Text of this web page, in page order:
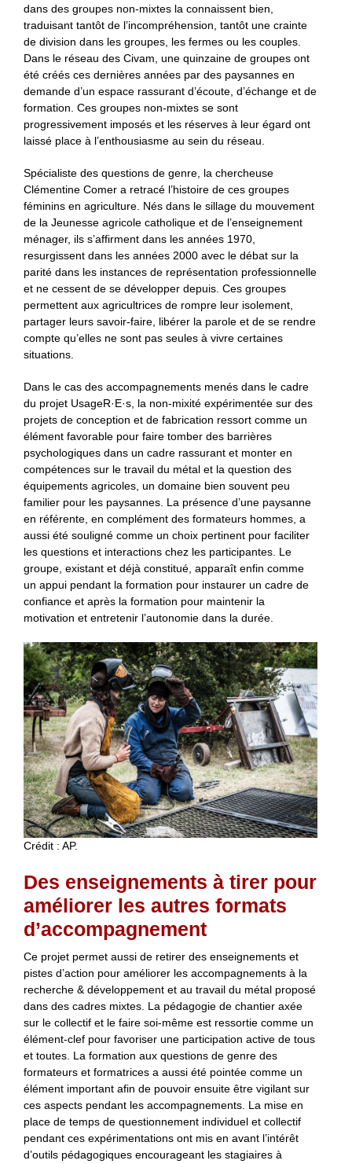
dans des groupes non-mixtes la connaissent bien,
traduisant tantôt de l’incompréhension, tantôt une crainte
de division dans les groupes, les fermes ou les couples.
Dans le réseau des Civam, une quinzaine de groupes ont
été créés ces dernières années par des paysannes en
demande d’un espace rassurant d’écoute, d’échange et de
formation. Ces groupes non-mixtes se sont
progressivement imposés et les réserves à leur égard ont
laissé place à l’enthousiasme au sein du réseau.
Spécialiste des questions de genre, la chercheuse
Clémentine Comer a retracé l’histoire de ces groupes
féminins en agriculture. Nés dans le sillage du mouvement
de la Jeunesse agricole catholique et de l’enseignement
ménager, ils s’affirment dans les années 1970,
resurgissent dans les années 2000 avec le débat sur la
parité dans les instances de représentation professionnelle
et ne cessent de se développer depuis. Ces groupes
permettent aux agricultrices de rompre leur isolement,
partager leurs savoir-faire, libérer la parole et de se rendre
compte qu’elles ne sont pas seules à vivre certaines
situations.
Dans le cas des accompagnements menés dans le cadre
du projet UsageR·E·s, la non-mixité expérimentée sur des
projets de conception et de fabrication ressort comme un
élément favorable pour faire tomber des barrières
psychologiques dans un cadre rassurant et monter en
compétences sur le travail du métal et la question des
équipements agricoles, un domaine bien souvent peu
familier pour les paysannes. La présence d’une paysanne
en référente, en complément des formateurs hommes, a
aussi été souligné comme un choix pertinent pour faciliter
les questions et interactions chez les participantes. Le
groupe, existant et déjà constitué, apparaît enfin comme
un appui pendant la formation pour instaurer un cadre de
confiance et après la formation pour maintenir la
motivation et entretenir l’autonomie dans la durée.
Crédit : AP.
Des enseignements à tirer pour
améliorer les autres formats
d’accompagnement
Ce projet permet aussi de retirer des enseignements et
pistes d’action pour améliorer les accompagnements à la
recherche & développement et au travail du métal proposé
dans des cadres mixtes. La pédagogie de chantier axée
sur le collectif et le faire soi-même est ressortie comme un
élément-clef pour favoriser une participation active de tous
et toutes. La formation aux questions de genre des
formateurs et formatrices a aussi été pointée comme un
élément important afin de pouvoir ensuite être vigilant sur
ces aspects pendant les accompagnements. La mise en
place de temps de questionnement individuel et collectif
pendant ces expérimentations ont mis en avant l’intérêt
d’outils pédagogiques encourageant les stagiaires à